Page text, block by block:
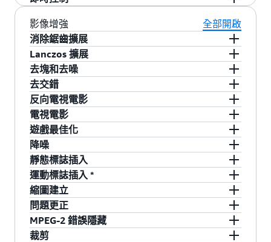
- 廣告標記 - 簡單
- 廣告標記 - SCTE-35 增強
- SMPTE ST 2038 輔助資料
- 替代資訊清單目標
- 使用 ULL 分塊傳輸的檔案傳輸協定 (HTTP 推
送、Akamai、Webdav)
- NMOS IS-04 探索與註冊 **
- NMOS IS-05 裝置連接管理 **
- 音訊增益調整，即時控制音量
- 音視訊預覽
影像增強
全部開啟
消除鋸齒擴展
- 縮小時減少失真偽影
Lanczos 擴展
- 多元插補
去塊和去噪
- 移除常見區塊和噪訊音訊偽影
去交錯
- 運動自適應插補
- 雲端自適應混合
- 帶斷續裝置的運動自適應插補
反向電視電影
- 移除 2-3 個畫面格式，還原原始的 24 fps 畫面播
放速率
電視電影
- 無、軟或硬
遊戲最佳化
- 過渡期間的快速復雜性變化和快速品質復原
降噪
- 噪音過濾功能 (感知運動補償過濾、保留、空間
和銳化)
靜態標誌插入
- 最多 8 個靜態影像重疊 (BMP、PNG 或 TGA 格
式)，SDR 或 HDR
- 套用影像重疊至單一輸入、單一輸出，或全域
– 指定 z 順序和不透明度
運動標誌插入 *
- 動態圖形重疊 (HTML、MOV 或 PNG 序列），
SDR 或 HDR *
- 第三方編寫工具產生的重疊 HTML 運動圖形，可
透過 SCTE-35 訊號切換開啟或關閉重疊 *
縮圖建立
- 為任何單一畫面或自動間隔建立縮圖 JPEG 影像
問題更正
- 亮度、對比度、色調、飽和
- 全擺幅或直通
MPEG-2 錯誤隱藏
- 時間像素替換
裁剪